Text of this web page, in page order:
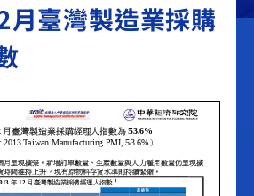
臺灣製造業採購